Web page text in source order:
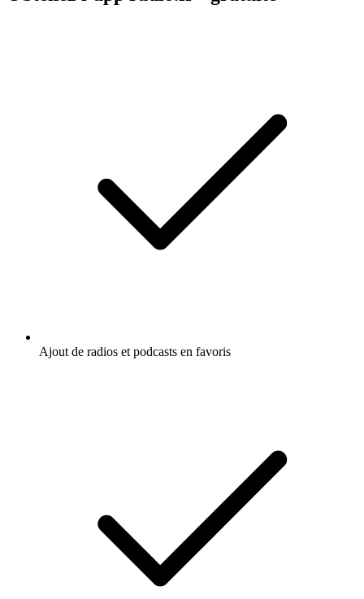
Ajout de radios et podcasts en favoris